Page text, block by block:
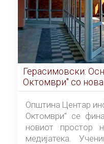
Герасимовски:
Октомври" со нова
од септември
Општина Центар
Октомври" се
новиот простор
медијатека.